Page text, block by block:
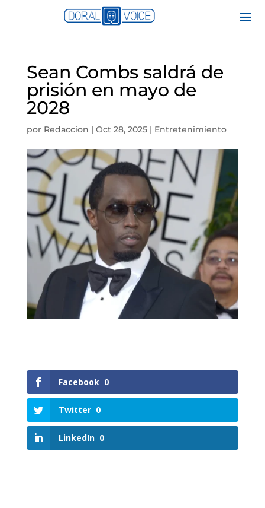
Sean Combs saldrá de
prisión en mayo de
2028
por Redaccion | Oct 28, 2025| Entretenimiento
Facebook 0
Twitter 0
LinkedIn 0